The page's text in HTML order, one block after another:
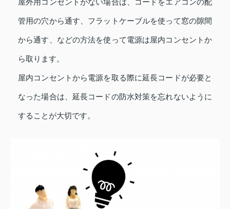
屋外用コンセントがない場合は、コードをエアコンの配
管用の穴から通す、フラットケーブルを使って窓の隙間
から通す、などの方法を使って電源は屋内コンセントか
ら取ります。
屋内コンセントから電源を取る際に延長コードが必要と
なった場合は、延長コードの防水対策を忘れないように
することが大切です。